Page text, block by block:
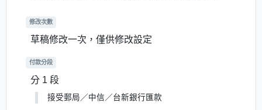
修改次數
草稿修改一次，僅供修改設定
付款分段
分 1 段
接受郵局／中信／台新銀行匯款